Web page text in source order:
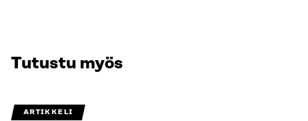
Tutustu myös
ARTIKKELI